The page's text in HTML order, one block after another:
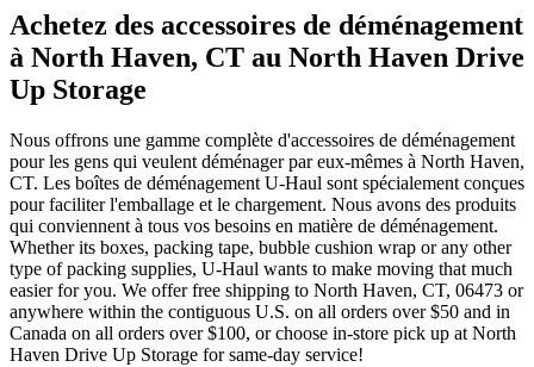
Achetez des accessoires de déménagement
à North Haven, CT au North Haven Drive
Up Storage
Nous offrons une gamme complète d'accessoires de déménagement
pour les gens qui veulent déménager par eux-mêmes à North Haven,
CT. Les boîtes de déménagement U-Haul sont spécialement conçues
pour faciliter l'emballage et le chargement. Nous avons des produits
qui conviennent à tous vos besoins en matière de déménagement.
Whether its boxes, packing tape, bubble cushion wrap or any other
type of packing supplies, U-Haul wants to make moving that much
easier for you. We offer free shipping to North Haven, CT, 06473 or
anywhere within the contiguous U.S. on all orders over $50 and in
Canada on all orders over $100, or choose in-store pick up at North
Haven Drive Up Storage for same-day service!